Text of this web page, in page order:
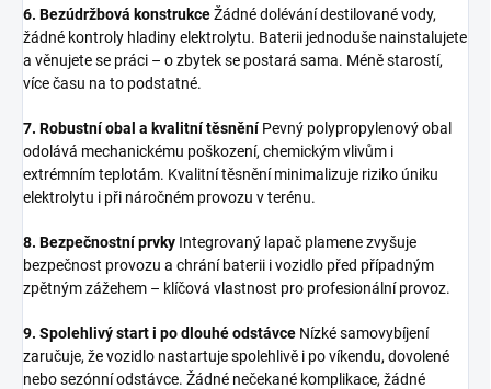
6. Bezúdržbová konstrukceŽádné dolévání destilované vody,
žádné kontroly hladiny elektrolytu. Baterii jednoduše nainstalujete
a věnujete se práci – o zbytek se postará sama. Méně starostí,
více času na to podstatné.
7. Robustní obal a kvalitní těsněníPevný polypropylenový obal
odolává mechanickému poškození, chemickým vlivům i
extrémním teplotám. Kvalitní těsnění minimalizuje riziko úniku
elektrolytu i při náročném provozu v terénu.
8. Bezpečnostní prvky Integrovaný lapač plamene zvyšuje
bezpečnost provozu a chrání baterii i vozidlo před případným
zpětným zážehem – klíčová vlastnost pro profesionální provoz.
9. Spolehlivý start i po dlouhé odstávce Nízké samovybíjení
zaručuje, že vozidlo nastartuje spolehlivě i po víkendu, dovolené
nebo sezónní odstávce. Žádné nečekané komplikace, žádné